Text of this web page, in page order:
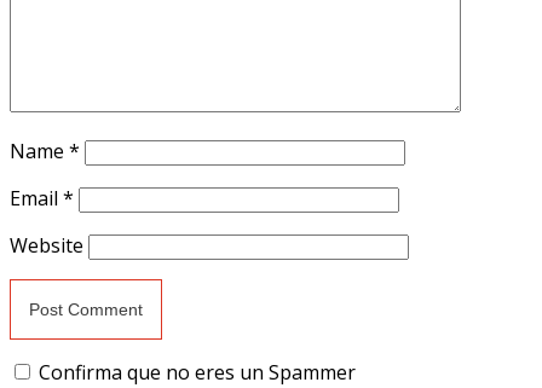
Name *
Email *
Website
Confirma que no eres un Spammer